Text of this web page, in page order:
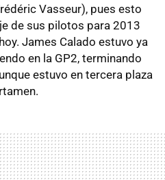
Vasseur), pues esto
de sus pilotos para 2013
James Calado estuvo ya
en la GP2, terminando
estuvo en tercera plaza